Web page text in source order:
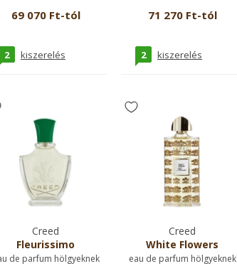
69 070 Ft-tól
2 kiszerelés
71 270 Ft-tól
2 kiszerelés
Creed
Fleurissimo
de parfum hölgyeknek
Creed
White Flowers
eau de parfum hölgyeknek